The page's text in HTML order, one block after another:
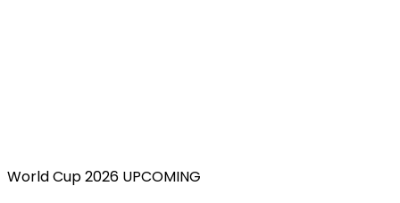
World Cup 2026 UPCOMING